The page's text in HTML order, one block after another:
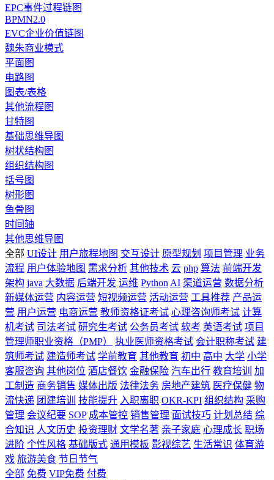
EPC事件过程链图
BPMN2.0
EVC企业价值链图
魏朱商业模式
平面图
电路图
图表/表格
其他流程图
甘特图
基础思维导图
树状结构图
组织结构图
括号图
树形图
鱼骨图
时间轴
其他思维导图
全部 UI设计 用户旅程地图 交互设计 原型规划 项目管理 业务
流程 用户体验地图 需求分析 其他技术 云 php 算法 前端开发
架构 java 大数据 后端开发 运维 Python AI 渠道运营 数据分析
新媒体运营 内容运营 短视频运营 活动运营 工具推荐 产品运
营 用户运营 电商运营 教师资格证考试 心理咨询师考试 计算
机考试 司法考试 研究生考试 公务员考试 软考 英语考试 项目
管理师职业资格（PMP）
执业医师资格考试 会计职称考试 建
筑师考试 建造师考试 学前教育 其他教育 初中 高中 大学 小学
客服咨询 其他岗位 酒店餐饮 金融保险 汽车出行 教育培训
加
工制造 商务销售 媒体出版 法律法务 房地产建筑 医疗保健 物
流快递 团建培训 技能提升 入职离职 OKR-KPI 组织结构 采购
管理 会议纪要 SOP 成本管控 销售管理 面试技巧 计划总结 综
合知识 人文历史 投资理财 文学名著 亲子家庭 心理成长 职场
进阶 个性风格 基础版式 通用模板 影视综艺 生活常识 体育游
戏 旅游美食 节日节气
全部 免费 VIP免费 付费